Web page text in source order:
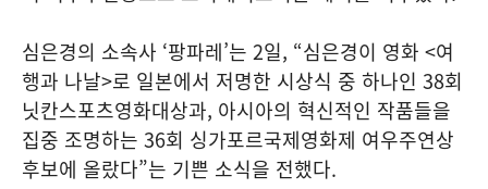
심은경의 소속사 ‘팡파레’는 2일, “심은경이 영화 <여
행과 나날>로 일본에서 저명한 시상식 중 하나인 38회
닛칸스포츠영화대상과, 아시아의 혁신적인 작품들을
집중 조명하는 36회 싱가포르국제영화제 여우주연상
후보에 올랐다”는 기쁜 소식을 전했다.